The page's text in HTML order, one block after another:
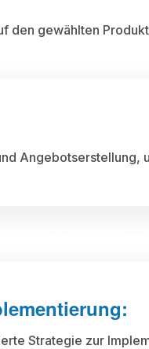
den gewählten
Angebotserstellung,
Strategie zur